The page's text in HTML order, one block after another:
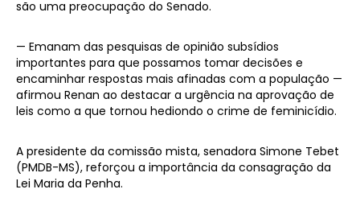
são uma preocupação do Senado.
— Emanam das pesquisas de opinião subsídios
importantes para que possamos tomar decisões e
encaminhar respostas mais afinadas com a população —
afirmou Renan ao destacar a urgência na aprovação de
leis como a que tornou hediondo o crime de feminicídio.
A presidente da comissão mista, senadora Simone Tebet
(PMDB-MS), reforçou a importância da consagração da
Lei Maria da Penha.